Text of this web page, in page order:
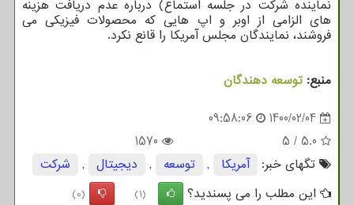
نماینده شرکت در جلسه استماع) درباره عدم دریافت هزینه
های الزامی از اوبر و اپ هایی که محصولات فیزیکی می
فروشند، نمایندگان مجلس آمریکا را قانع نکرد.
منبع: توسعه دهندگان
1400/02/04
09:58:06
5.0
/
5
1570
تگهای خبر:
آمریكا , توسعه , دیجیتال ,
شركت
این مطلب را می پسندید؟
(1)
(0)